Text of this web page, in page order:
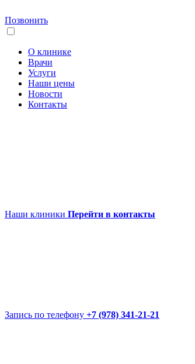
Позвонить
О клинике
Врачи
Услуги
Наши цены
Новости
Контакты
Наши клиники Перейти в контакты
Запись по телефону +7 (978) 341-21-21